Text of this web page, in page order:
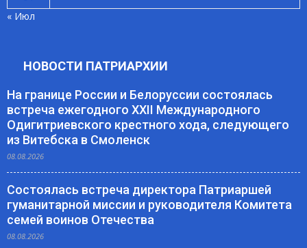
« Июл
НОВОСТИ ПАТРИАРХИИ
На границе России и Белоруссии состоялась
встреча ежегодного XXII Международного
Одигитриевского крестного хода, следующего
из Витебска в Смоленск
08.08.2026
Состоялась встреча директора Патриаршей
гуманитарной миссии и руководителя Комитета
семей воинов Отечества
08.08.2026